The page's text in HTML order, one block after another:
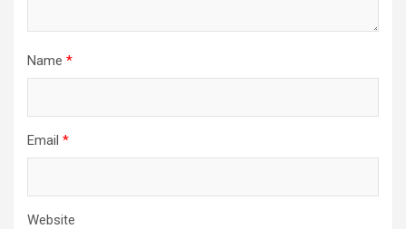
Name *
Email *
Website